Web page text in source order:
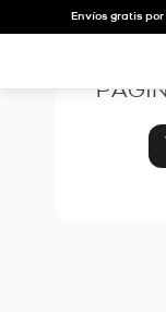
Envíos gratis